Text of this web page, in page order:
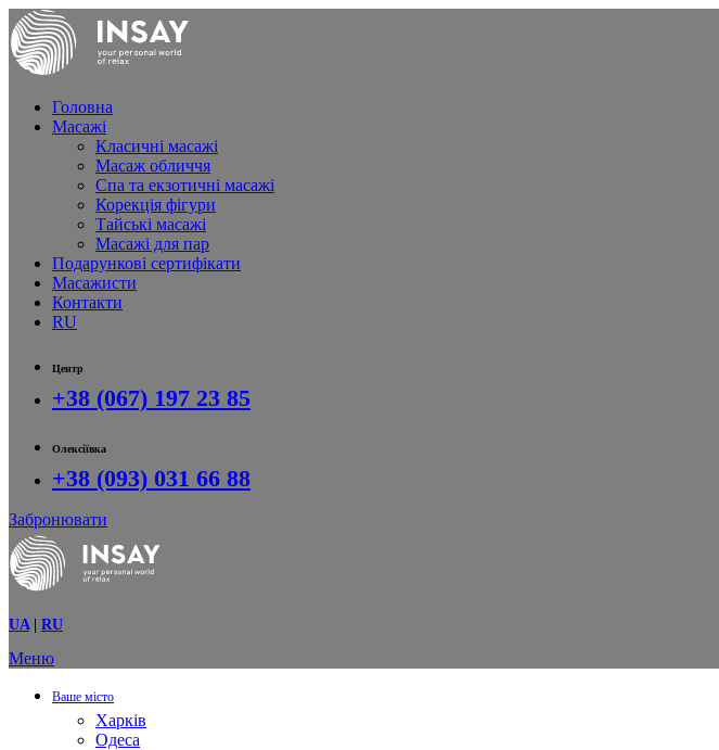
Головна
Масажі
Класичні масажі
Масаж обличчя
Спа та екзотичні масажі
Корекція фігури
Тайські масажі
Масажі для пар
Подарункові сертифікати
Масажисти
Контакти
RU
Центр
+38 (067) 197 23 85
Олексіївка
+38 (093) 031 66 88
Забронювати
UA| RU
Меню
Ваше місто
Харків
Одеса